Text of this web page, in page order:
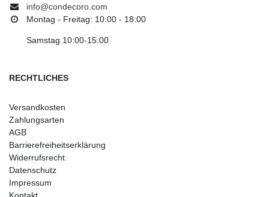
info@condecoro.com
Montag - Freitag: 10:00 - 18:00
Samstag 10:00-15:00
RECHTLICHES
Versandkosten
Zahlungsarten
AGB
Barrierefreiheitserklärung
Widerrufsrecht
Datenschutz
Impressum